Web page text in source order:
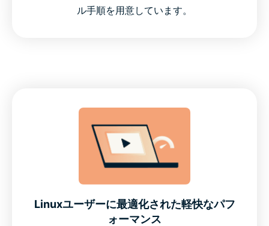
ル手順を用意しています。
Linuxユーザーに最適化された軽快なパフ
ォーマンス